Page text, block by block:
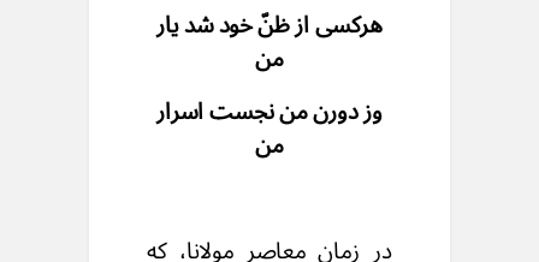
هرکسی از ظنّ خود شد یار
من
وز دورن من نجست اسرار
من
در زمان معاصر مولانا، که